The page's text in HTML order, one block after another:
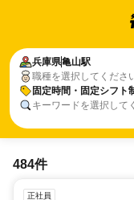
兵庫県亀山駅
職種を選択してくださ
固定時間・固定シフト
キーワードを選択して
484件
正社員